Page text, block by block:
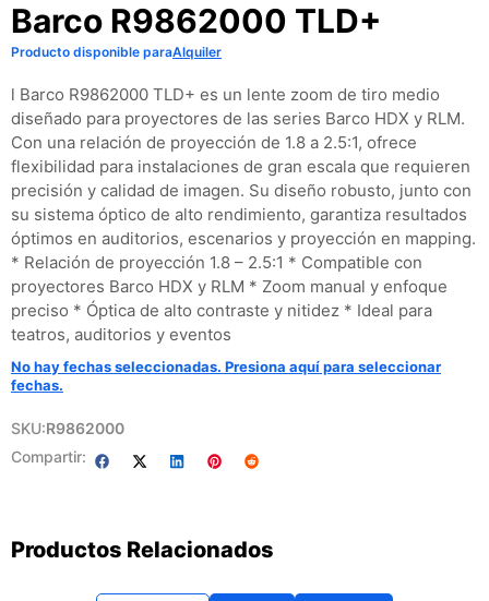
Barco R9862000 TLD+
Producto disponible paraAlquiler
l Barco R9862000 TLD+ es un lente zoom de tiro medio
diseñado para proyectores de las series Barco HDX y RLM.
Con una relación de proyección de 1.8 a 2.5:1, ofrece
flexibilidad para instalaciones de gran escala que requieren
precisión y calidad de imagen. Su diseño robusto, junto con
su sistema óptico de alto rendimiento, garantiza resultados
óptimos en auditorios, escenarios y proyección en mapping.
* Relación de proyección 1.8 – 2.5:1 * Compatible con
proyectores Barco HDX y RLM * Zoom manual y enfoque
preciso * Óptica de alto contraste y nitidez * Ideal para
teatros, auditorios y eventos
No hay fechas seleccionadas. Presiona aquí para seleccionar
fechas.
SKU:R9862000
Compartir:
Productos Relacionados